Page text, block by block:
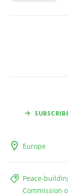
Europe
Peace-
Commission